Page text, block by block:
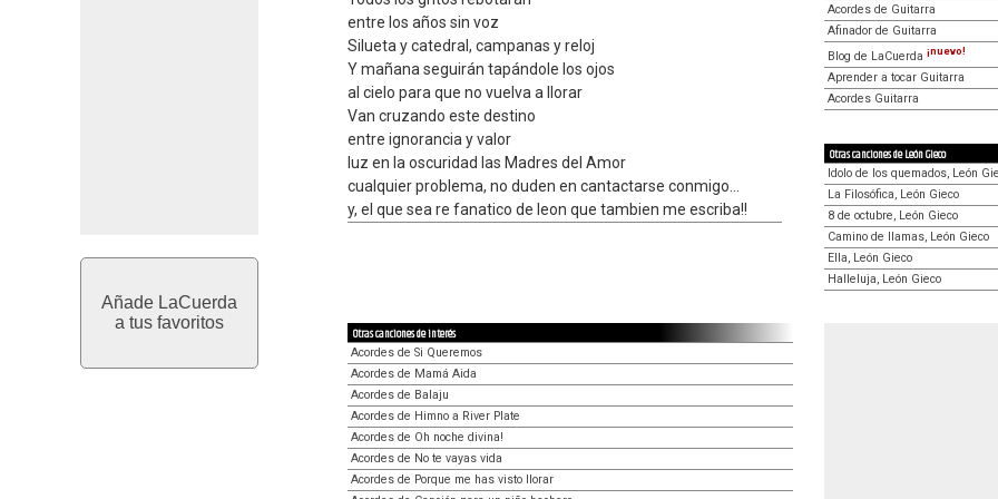
Añade LaCuerda
a tus favoritos
entre los años sin voz
Silueta y catedral, campanas y reloj
Y mañana seguirán tapándole los ojos
al cielo para que no vuelva a llorar
Van cruzando este destino
entre ignorancia y valor
luz en la oscuridad las Madres del Amor
cualquier problema, no duden en cantactarse conmigo...
y, el que sea re fanatico de leon que tambien me escriba!!
Acordes de Guitarra
Afinador de Guitarra
Blog de LaCuerda ¡nuevo!
Aprender a tocar Guitarra
Acordes Guitarra
Otras canciones de León Gieco
Idolo de los quemados, León
La Filosófica, León Gieco
8 de octubre, León Gieco
Camino de llamas, León Gieco
Ella, León Gieco
Halleluja, León Gieco
Otras canciones de interés
Acordes de Si Queremos
Acordes de Mamá Aida
Acordes de Balaju
Acordes de Himno a River Plate
Acordes de Oh noche divina!
Acordes de No te vayas vida
Acordes de Porque me has visto llorar